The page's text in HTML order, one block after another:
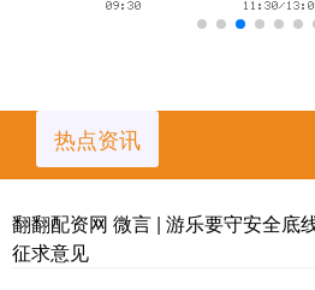
热点资讯
翻翻配资网 微言 | 游乐要守安全底
征求意见